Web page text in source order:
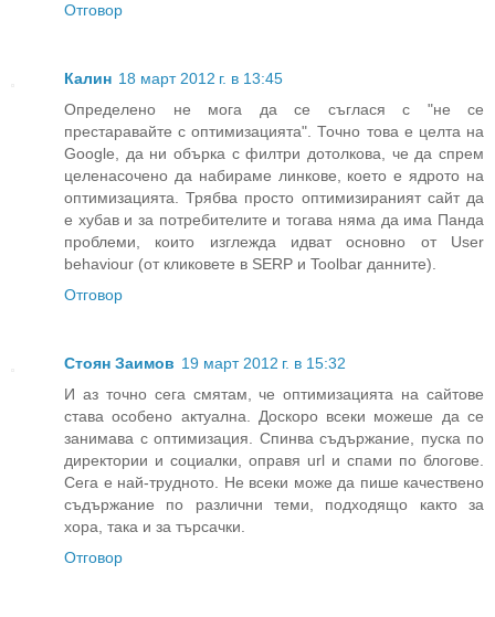
Отговор
Калин 18 март 2012 г. в 13:45
Определено не мога да се съглася с "не се
престаравайте с оптимизацията". Точно това е целта на
Google, да ни обърка с филтри дотолкова, че да спрем
целенасочено да набираме линкове, което е ядрото на
оптимизацията. Трябва просто оптимизираният сайт да
е хубав и за потребителите и тогава няма да има Панда
проблеми, които изглежда идват основно от User
behaviour (от кликовете в SERP и Toolbar данните).
Отговор
Стоян Заимов 19 март 2012 г. в 15:32
И аз точно сега смятам, че оптимизацията на сайтове
става особено актуална. Доскоро всеки можеше да се
занимава с оптимизация. Спинва съдържание, пуска по
директории и социалки, оправя url и спами по блогове.
Сега е най-трудното. Не всеки може да пише качествено
съдържание по различни теми, подходящо както за
хора, така и за търсачки.
Отговор